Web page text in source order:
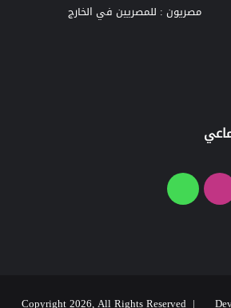
مصريون : للمصريين في الخارج
انستقرامواتساب